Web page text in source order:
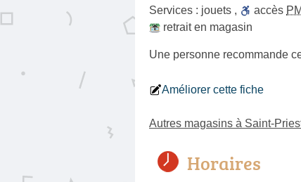
Services : jouets , accès
retrait en magasin
Une personne recommande
Améliorer cette fiche
Autres magasins à Saint-
Horaires